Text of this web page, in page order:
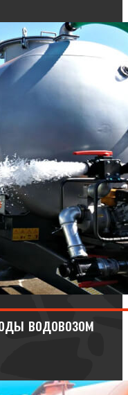
водовозом